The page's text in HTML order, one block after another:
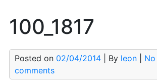
100_1817
Posted on 02/04/2014| By leon| No
comments